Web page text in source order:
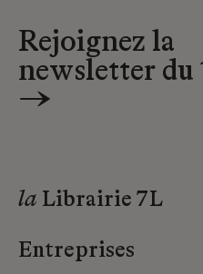
Rejoignez la
newsletter du
→
la Librairie 7L
Entreprises